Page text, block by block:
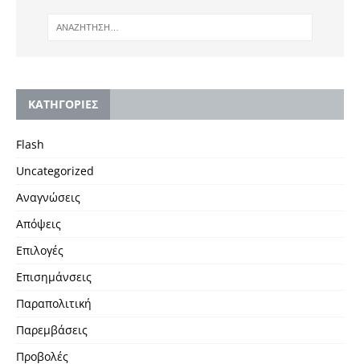
KΑΤΗΓΟΡΙΕΣ
Flash
Uncategorized
Αναγνώσεις
Απόψεις
Επιλογές
Επισημάνσεις
Παραπολιτική
Παρεμβάσεις
Προβολές